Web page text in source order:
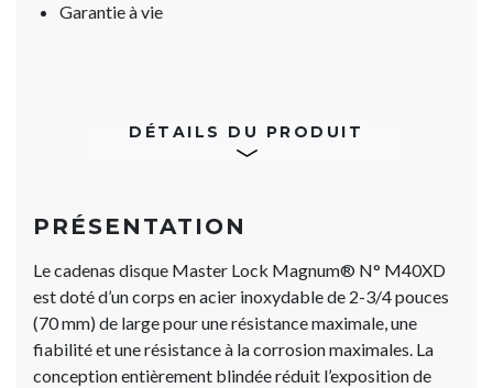
Garantie à vie
DÉTAILS DU PRODUIT
PRÉSENTATION
Le cadenas disque Master Lock Magnum® N° M40XD
est doté d’un corps en acier inoxydable de 2-3/4 pouces
(70 mm) de large pour une résistance maximale, une
fiabilité et une résistance à la corrosion maximales. La
conception entièrement blindée réduit l’exposition de